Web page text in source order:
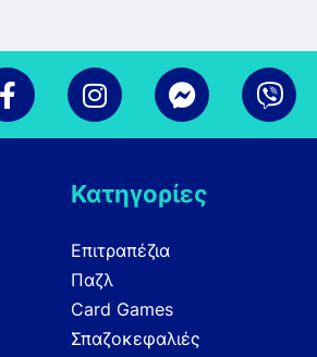
Κατηγορίες
Επιτραπέζια
Παζλ
Card Games
Σπαζοκεφαλιές